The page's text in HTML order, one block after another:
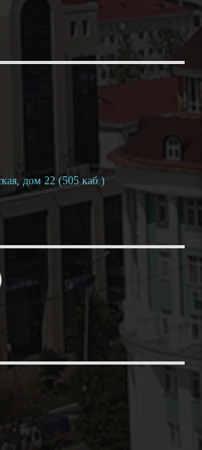
дом 22 (505 каб.)